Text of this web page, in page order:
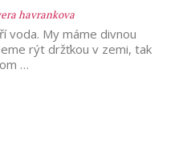
havrankova
voda. My máme divnou
rýt držťkou v zemi, tak
…